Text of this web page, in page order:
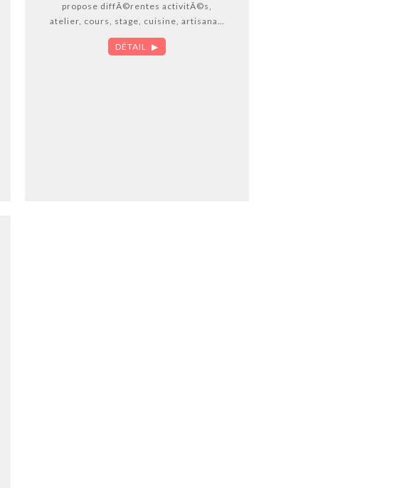
propose diffÃ©rentes activitÃ©s,
atelier, cours, stage, cuisine, artisanat,
bien etre, excursion Ã Marrakech –
DÃ©couvrez Marrakech et le Maroc
DÉTAIL